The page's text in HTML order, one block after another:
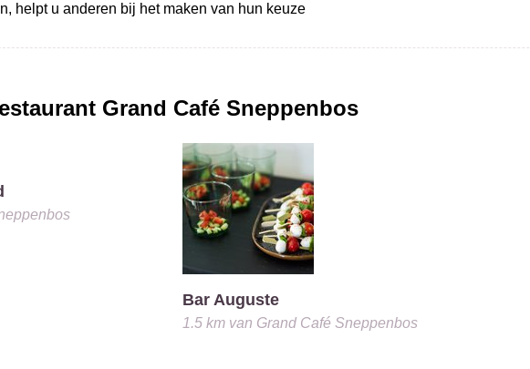
helpt u anderen bij het maken van hun keuze
Grand Café Sneppenbos
Bar Auguste
1.5 kmvan Grand Café Sneppenbos